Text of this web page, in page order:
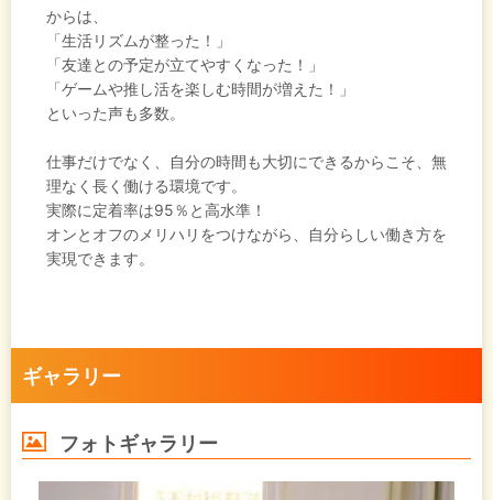
からは、
「生活リズムが整った！」
「友達との予定が立てやすくなった！」
「ゲームや推し活を楽しむ時間が増えた！」
といった声も多数。
仕事だけでなく、自分の時間も大切にできるからこそ、無
理なく長く働ける環境です。
実際に定着率は95％と高水準！
オンとオフのメリハリをつけながら、自分らしい働き方を
実現できます。
ギャラリー
フォトギャラリー